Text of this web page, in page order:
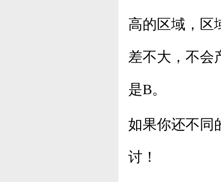
高的区域，区
差不大，不会
是B。
如果你还不同
讨！